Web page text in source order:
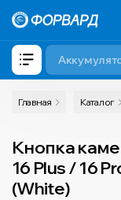
Главная Каталог
Кнопка
16 Plus / 16
(White)